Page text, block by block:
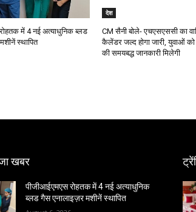
में 4 नई अत्याधुनिक ब्लड
स्थापित
देश
CM सैनी बोले- एचएसएससी का
कैलेंडर जल्द होगा जारी, युवाओं को
की समयबद्ध जानकारी मिलेगी
खबर
पीजीआईएमएस रोहतक में 4 नई अत्याधुनिक
ब्लड गैस एनालाइज़र मशीनें स्थापित